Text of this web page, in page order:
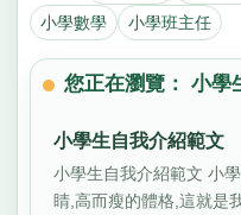
小學數學
小學班主任
您正在瀏覽： 小學
小學生自我介紹範文
小學生自我介紹範文 小
睛,高而瘦的體格,這就是